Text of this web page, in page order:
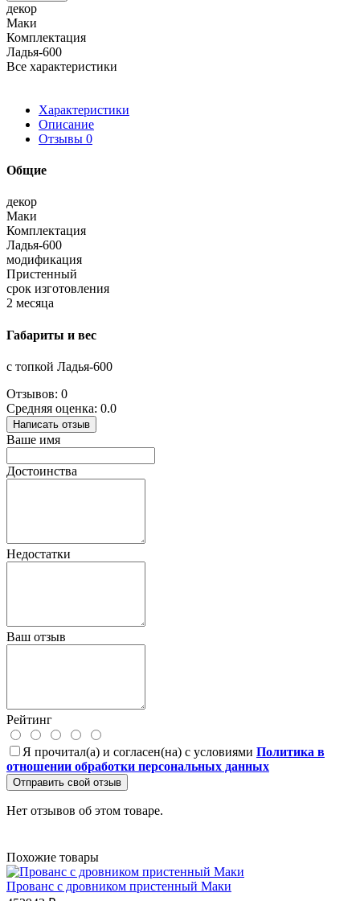
декор
Маки
Комплектация
Ладья-600
Все характеристики
Характеристики
Описание
Отзывы 0
Общие
декор
Маки
Комплектация
Ладья-600
модификация
Пристенный
срок изготовления
2 месяца
Габариты и вес
с топкой Ладья-600
Отзывов: 0
Средняя оценка: 0.0
Написать отзыв
Ваше имя
Достоинства
Недостатки
Ваш отзыв
Рейтинг
Я прочитал(а) и согласен(на) с условиями Политика в
отношении обработки персональных данных
Отправить свой отзыв
Нет отзывов об этом товаре.
Похожие товары
Прованс с дровником пристенный Маки